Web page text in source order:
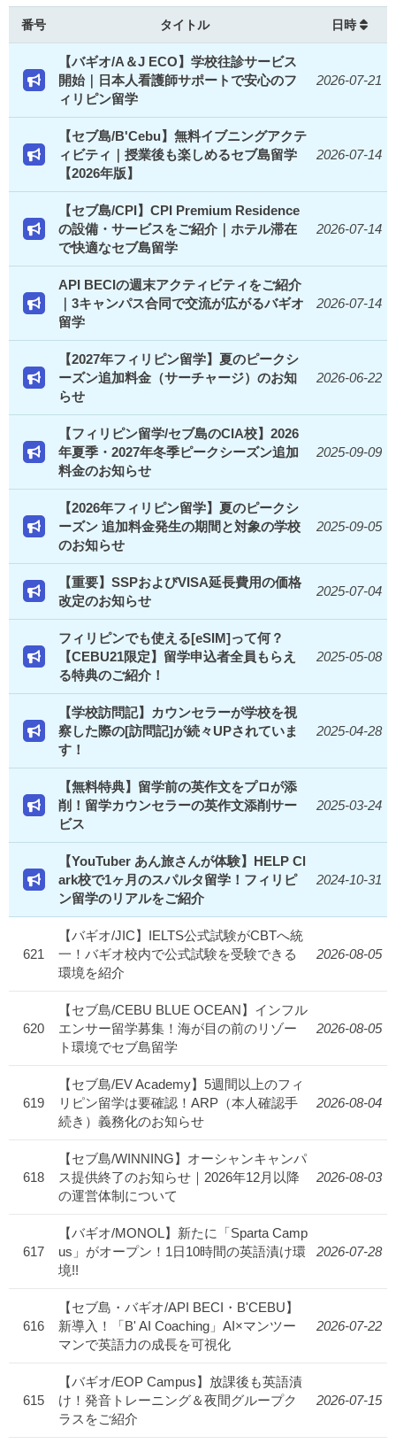
番号 タイトル 日時
【バギオ/A＆J ECO】学校往診サービス
開始｜日本人看護師サポートで安心のフ
ィリピン留学
2026-07-21
【セブ島/B'Cebu】無料イブニングアクテ
ィビティ｜授業後も楽しめるセブ島留学
【2026年版】
2026-07-14
【セブ島/CPI】CPI Premium Residence
の設備・サービスをご紹介｜ホテル滞在
で快適なセブ島留学
2026-07-14
API BECIの週末アクティビティをご紹介
｜3キャンパス合同で交流が広がるバギオ
留学
2026-07-14
【2027年フィリピン留学】夏のピークシ
ーズン追加料金（サーチャージ）のお知
らせ
2026-06-22
【フィリピン留学/セブ島のCIA校】2026
年夏季・2027年冬季ピークシーズン追加
料金のお知らせ
2025-09-09
【2026年フィリピン留学】夏のピークシ
ーズン 追加料金発生の期間と対象の学校
のお知らせ
2025-09-05
【重要】SSPおよびVISA延長費用の価格
改定のお知らせ
2025-07-04
フィリピンでも使える[eSIM]って何？
【CEBU21限定】留学申込者全員もらえ
る特典のご紹介！
2025-05-08
【学校訪問記】カウンセラーが学校を視
察した際の[訪問記]が続々UPされていま
す！
2025-04-28
【無料特典】留学前の英作文をプロが添
削！留学カウンセラーの英作文添削サー
ビス
2025-03-24
【YouTuber あん旅さんが体験】HELP Cl
ark校で1ヶ月のスパルタ留学！フィリピ
ン留学のリアルをご紹介
2024-10-31
621
【バギオ/JIC】IELTS公式試験がCBTへ統
一！バギオ校内で公式試験を受験できる
環境を紹介
2026-08-05
620
【セブ島/CEBU BLUE OCEAN】インフル
エンサー留学募集！海が目の前のリゾー
ト環境でセブ島留学
2026-08-05
619
【セブ島/EV Academy】5週間以上のフィ
リピン留学は要確認！ARP（本人確認手
続き）義務化のお知らせ
2026-08-04
618
【セブ島/WINNING】オーシャンキャンパ
ス提供終了のお知らせ｜2026年12月以降
の運営体制について
2026-08-03
617
【バギオ/MONOL】新たに「Sparta Camp
us」がオープン！1日10時間の英語漬け環
境!!
2026-07-28
616
【セブ島・バギオ/API BECI・B'CEBU】
新導入！「B' AI Coaching」AI×マンツー
マンで英語力の成長を可視化
2026-07-22
615
【バギオ/EOP Campus】放課後も英語漬
け！発音トレーニング＆夜間グループク
ラスをご紹介
2026-07-15